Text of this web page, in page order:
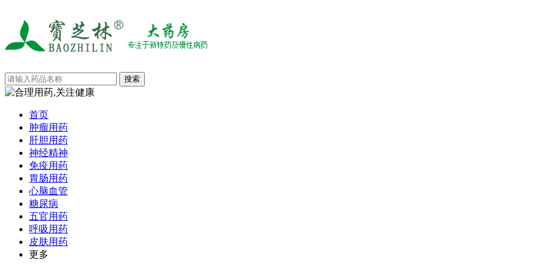
首页
肿瘤用药
肝胆用药
神经精神
免疫用药
胃肠用药
心脑血管
糖尿病
五官用药
呼吸用药
皮肤用药
更多